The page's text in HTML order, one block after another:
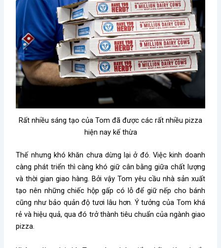
Rất nhiều sáng tạo của Tom đã được các rất nhiều pizza
hiện nay kế thừa
Thế nhưng khó khăn chưa dừng lại ở đó. Việc kinh doanh
càng phát triển thì càng khó giữ cân bằng giữa chất lượng
và thời gian giao hàng. Bởi vậy Tom yêu cầu nhà sản xuất
tạo nên những chiếc hộp gấp có lỗ để giữ nếp cho bánh
cũng như bảo quản độ tươi lâu hơn. Ý tưởng của Tom khá
rẻ và hiệu quả, qua đó trở thành tiêu chuẩn của ngành giao
pizza.